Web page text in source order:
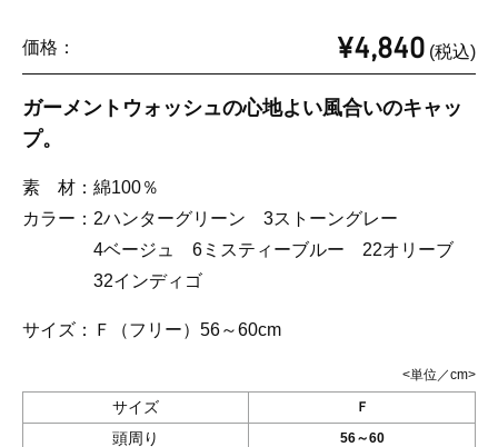
価格： ¥4,840 (税込)
ガーメントウォッシュの心地よい風合いのキャッ
プ。
素 材： 綿100％
カラー： 2ハンターグリーン 3ストーングレー
4ベージュ 6ミスティーブルー 22オリーブ
32インディゴ
サイズ： Ｆ（フリー）56～60cm
<単位／cm>
サイズ Ｆ
頭周り
56～60